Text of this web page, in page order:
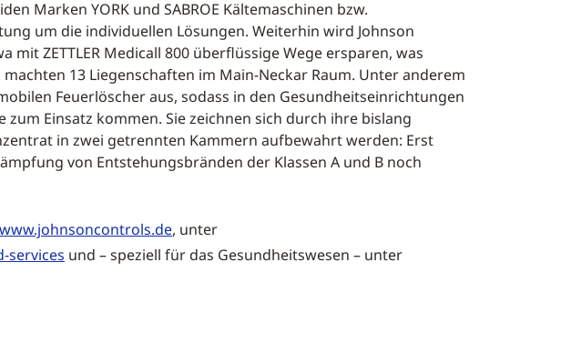
Marken YORK und SABROE Kältemaschinen bzw.
um die individuellen Lösungen. Weiterhin wird Johnson
ZETTLER Medicall 800 überflüssige Wege ersparen, was
13 Liegenschaften im Main-Neckar Raum. Unter anderem
Feuerlöscher aus, sodass in den Gesundheitseinrichtungen
Einsatz kommen. Sie zeichnen sich durch ihre bislang
in zwei getrennten Kammern aufbewahrt werden: Erst
von Entstehungsbränden der Klassen A und B noch
www.johnsoncontrols.de, unter
services und – speziell für das Gesundheitswesen – unter